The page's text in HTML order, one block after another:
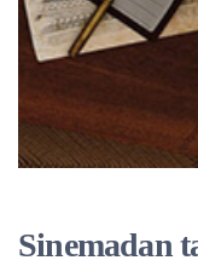
Sinemadan